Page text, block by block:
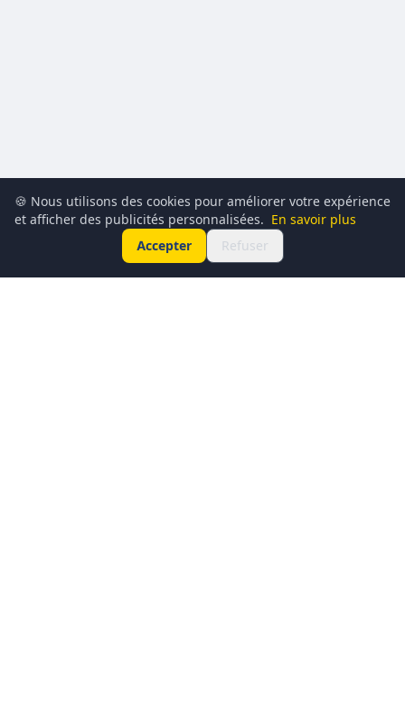
🍪 Nous utilisons des cookies pour améliorer votre expérience
et afficher des publicités personnalisées. En savoir plus
Accepter
Refuser